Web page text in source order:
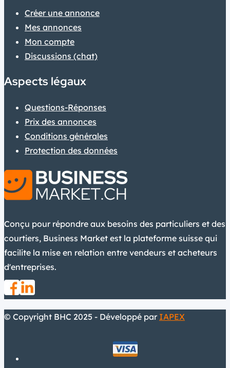
Créer une annonce
Mes annonces
Mon compte
Discussions (chat)
Aspects légaux
Questions-Réponses
Prix des annonces
Conditions générales
Protection des données
Conçu pour répondre aux besoins des particuliers et des
courtiers, Business Market est la plateforme suisse qui
facilite la mise en relation entre vendeurs et acheteurs
d'entreprises.
© Copyright BHC 2025 - Développé par IAPEX